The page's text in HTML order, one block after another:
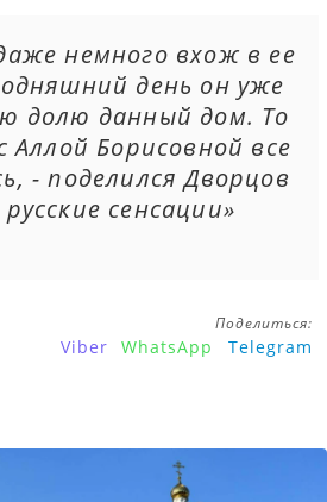
немного вхож в ее
день он уже
долю данный дом. То
Аллой Борисовной все
- поделился Дворцов
сенсации»
Поделиться:
Viber WhatsApp Telegram